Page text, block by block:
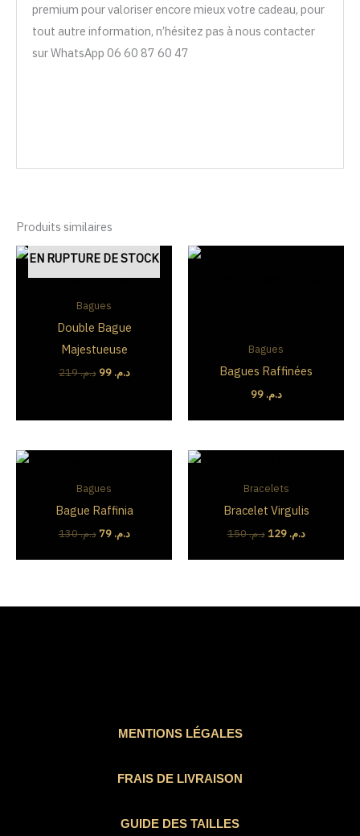
premium pour valoriser encore mieux votre cadeau, pour
tout autre information, n’hésitez pas à nous contacter
sur WhatsApp 06 60 87 60 47
Produits similaires
EN RUPTURE DE STOCK
Bagues
Double Bague
Majestueuse
د.م.219
Le
prix
initial
د.م. 99
Le
prix
actuel
Bagues
Bagues Raffinées
د.م. 99
Bagues
Bague Raffinia
د.م.130
initial
د.م. 79
Bracelets
Bracelet Virgulis
د.م.150
initial
د.م. 150.
د.م. 129
MENTIONS LÉGALES
FRAIS DE LIVRAISON
GUIDE DES TAILLES